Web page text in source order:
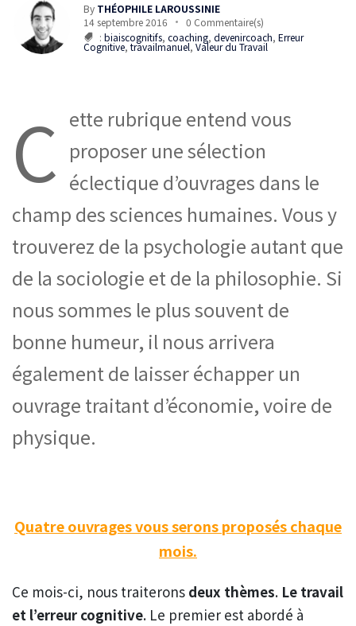
By THÉOPHILE LAROUSSINIE
14 septembre 2016
0 Commentaire(s)
: biaiscognitifs, coaching, devenircoach, Erreur
Cognitive,travailmanuel, Valeur du Travail
C ette rubrique entend vous
proposer une sélection
éclectique d’ouvrages dans le
champ des sciences humaines. Vous y
trouverez de la psychologie autant que
de la sociologie et de la philosophie. Si
nous sommes le plus souvent de
bonne humeur, il nous arrivera
également de laisser échapper un
ouvrage traitant d’économie, voire de
physique.
Quatre ouvrages vous serons proposés chaque
mois.
Ce mois-ci, nous traiterons deux thèmes. Le travail
et l’erreur cognitive. Le premier est abordé à